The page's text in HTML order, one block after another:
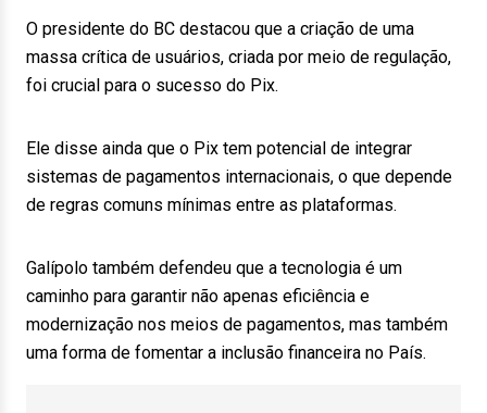
O presidente do BC destacou que a criação de uma
massa crítica de usuários, criada por meio de regulação,
foi crucial para o sucesso do Pix.
Ele disse ainda que o Pix tem potencial de integrar
sistemas de pagamentos internacionais, o que depende
de regras comuns mínimas entre as plataformas.
Galípolo também defendeu que a tecnologia é um
caminho para garantir não apenas eficiência e
modernização nos meios de pagamentos, mas também
uma forma de fomentar a inclusão financeira no País.